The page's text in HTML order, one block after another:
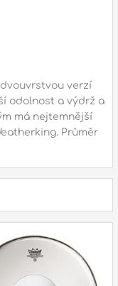
dvouvrstvou verzí
odolnost a výdrž a
má nejtemnější
Průměr